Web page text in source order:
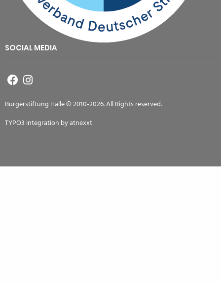
SOCIAL MEDIA
Bürgerstiftung Halle © 2010-2026. All Rights reserved.
TYPO3 integration byatnexxt